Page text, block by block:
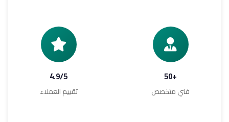
+50
فني متخصص
4.9/5
تقييم العملاء